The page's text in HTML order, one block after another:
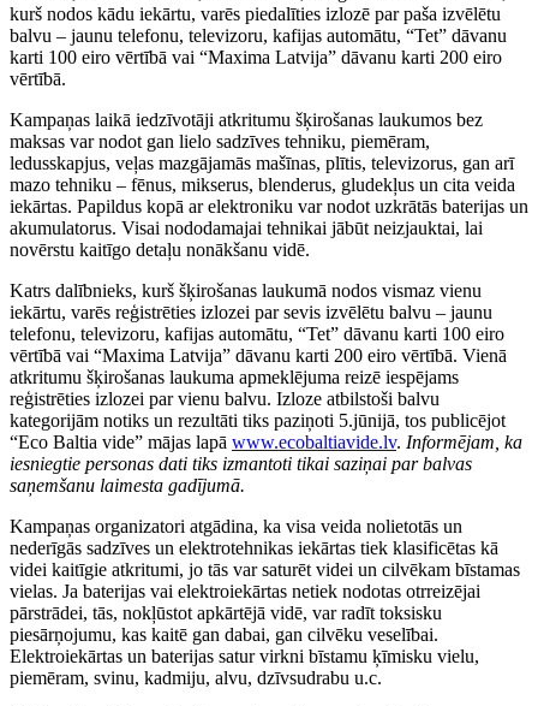
kurš nodos kādu iekārtu, varēs piedalīties izlozē par paša izvēlētu
balvu – jaunu telefonu, televizoru, kafijas automātu, “Tet” dāvanu
karti 100 eiro vērtībā vai “Maxima Latvija” dāvanu karti 200 eiro
vērtībā.
Kampaņas laikā iedzīvotāji atkritumu šķirošanas laukumos bez
maksas var nodot gan lielo sadzīves tehniku, piemēram,
ledusskapjus, veļas mazgājamās mašīnas, plītis, televizorus, gan arī
mazo tehniku – fēnus, mikserus, blenderus, gludekļus un cita veida
iekārtas. Papildus kopā ar elektroniku var nodot uzkrātās baterijas un
akumulatorus. Visai nododamajai tehnikai jābūt neizjauktai, lai
novērstu kaitīgo detaļu nonākšanu vidē.
Katrs dalībnieks, kurš šķirošanas laukumā nodos vismaz vienu
iekārtu, varēs reģistrēties izlozei par sevis izvēlētu balvu – jaunu
telefonu, televizoru, kafijas automātu, “Tet” dāvanu karti 100 eiro
vērtībā vai “Maxima Latvija” dāvanu karti 200 eiro vērtībā. Vienā
atkritumu šķirošanas laukuma apmeklējuma reizē iespējams
reģistrēties izlozei par vienu balvu. Izloze atbilstoši balvu
kategorijām notiks un rezultāti tiks paziņoti 5.jūnijā, tos publicējot
“Eco Baltia vide” mājas lapā www.ecobaltiavide.lv. Informējam, ka
iesniegtie personas dati tiks izmantoti tikai saziņai par balvas
saņemšanu laimesta gadījumā.
Kampaņas organizatori atgādina, ka visa veida nolietotās un
nederīgās sadzīves un elektrotehnikas iekārtas tiek klasificētas kā
videi kaitīgie atkritumi, jo tās var saturēt videi un cilvēkam bīstamas
vielas. Ja baterijas vai elektroiekārtas netiek nodotas otrreizējai
pārstrādei, tās, nokļūstot apkārtējā vidē, var radīt toksisku
piesārņojumu, kas kaitē gan dabai, gan cilvēku veselībai.
Elektroiekārtas un baterijas satur virkni bīstamu ķīmisku vielu,
piemēram, svinu, kadmiju, alvu, dzīvsudrabu u.c.